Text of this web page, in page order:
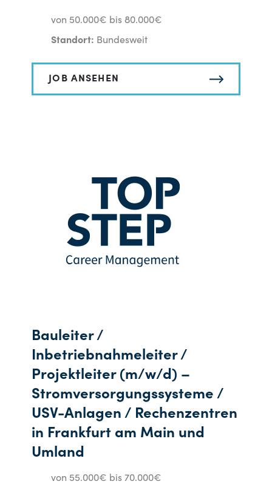
von 50.000€ bis 80.000€
Standort: Bundesweit
JOB ANSEHEN
Bauleiter /
Inbetriebnahmeleiter /
Projektleiter (m/w/d) –
Stromversorgungssysteme /
USV-Anlagen / Rechenzentren
in Frankfurt am Main und
Umland
von 55.000€ bis 70.000€